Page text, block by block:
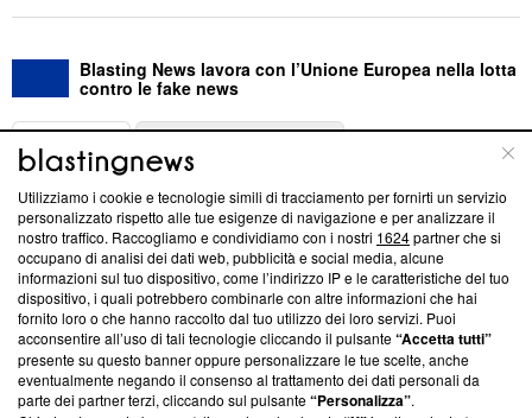
Blasting News lavora con l’Unione Europea nella lotta
contro le fake news
ABOUT
Questa sezione offre informazioni trasparenti su Blasting
News, sui nostri processi editoriali e su come ci impegniamo a
creare news di qualità. Inoltre, afferma la nostra aderenza a
‘Trust Project - News with Integrity’Blasting News non è
ancora membro del programma, ma ha richiesto di farne
parte; Trust Project non ha ancora effettuato una verifica di
conformità agli standard.
Su di noi
Utilizziamo i cookie e tecnologie simili di tracciamento per fornirti un servizio
personalizzato rispetto alle tue esigenze di navigazione e per analizzare il
nostro traffico. Raccogliamo e condividiamo con i nostri 1624partner che si
occupano di analisi dei dati web, pubblicità e social media, alcune
informazioni sul tuo dispositivo, come l’indirizzo IP e le caratteristiche del tuo
dispositivo, i quali potrebbero combinarle con altre informazioni che hai
fornito loro o che hanno raccolto dal tuo utilizzo dei loro servizi. Puoi
acconsentire all’uso di tali tecnologie cliccando il pulsante“Accetta tutti”
presente su questo banner oppure personalizzare le tue scelte, anche
eventualmente negando il consenso al trattamento dei dati personali da
parte dei partner terzi, cliccando sul pulsante“Personalizza”.